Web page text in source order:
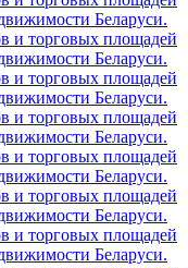
Беларуси.
и торговых площадей
Беларуси.
и торговых площадей
Беларуси.
и торговых площадей
Беларуси.
и торговых площадей
Беларуси.
и торговых площадей
Беларуси.
и торговых площадей
Беларуси.